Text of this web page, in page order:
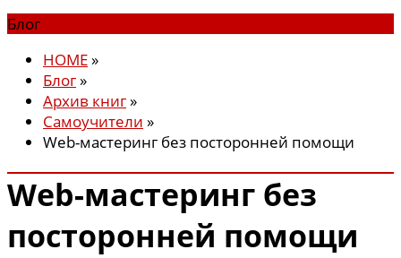
Блог
HOME»
Блог»
Архив книг»
Самоучители »
Web-мастеринг без посторонней помощи
Web-мастеринг без
посторонней помощи